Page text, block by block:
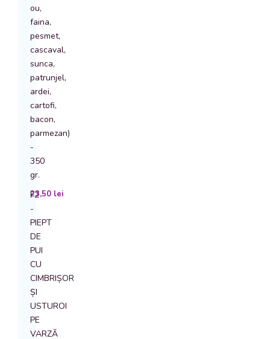
ou,
faina,
pesmet,
cascaval,
sunca,
patrunjel,
ardei,
cartofi,
bacon,
parmezan)
-
350
gr.
F2
-
PIEPT
DE
PUI
CU
CIMBRIȘOR
ȘI
USTUROI
PE
VARZĂ
23,50 lei